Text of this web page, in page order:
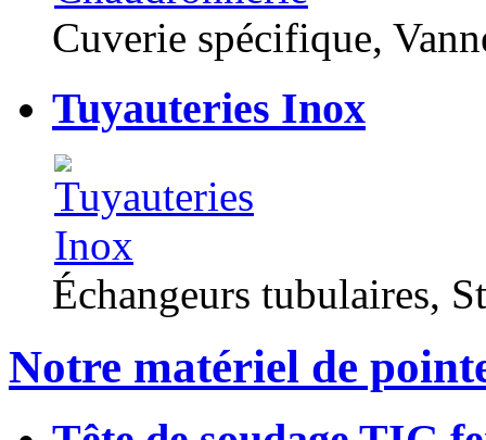
Cuverie spécifique,
Tuyauteries Inox
Échangeurs tubulaires,
Notre matériel de